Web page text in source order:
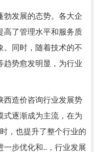
勃发展的态势。各大企
高了管理水平和服务质
。同时，随着技术的不
趋势愈发明显，为行业
西造价咨询行业发展势
式逐渐成为主流，在为
，也提升了整个行业的
一步优化和..，行业发展